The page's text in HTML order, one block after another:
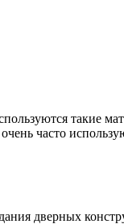
такие
часто
дверных